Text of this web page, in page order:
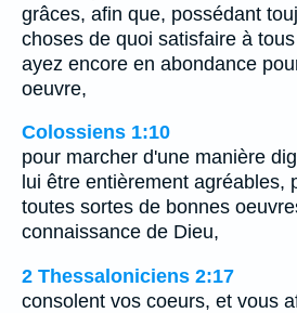
grâces, afin que, possédant
choses de quoi satisfaire à
ayez encore en abondance
oeuvre,
Colossiens 1:10
pour marcher d'une manière
lui être entièrement agréables,
toutes sortes de bonnes
connaissance de Dieu,
2 Thessaloniciens 2:17
consolent vos coeurs, et vous